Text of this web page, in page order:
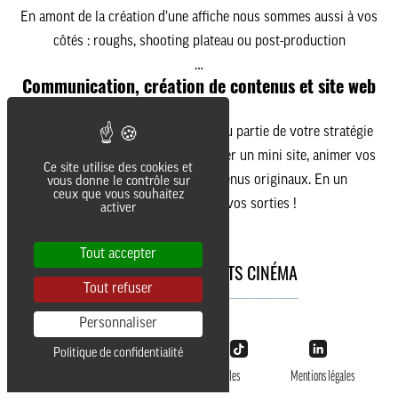
En amont de la création d’une affiche nous sommes aussi à vos
côtés : roughs, shooting plateau ou post-production
…
Communication, création de contenus et site web
Nous pouvons intervenir sur tout ou partie de votre stratégie
de communication pour un film. Créer un mini site, animer vos
réseaux sociaux avec des contenus originaux. En un
motévènementialiser vos sorties !
NOS AUTRES PROJETS CINÉMA
________________________________
Données personnelles Mentions légales
Ce site utilise des cookies et
vous donne le contrôle sur
ceux que vous souhaitez
activer
Tout accepter
Tout refuser
Personnaliser
Politique de confidentialité